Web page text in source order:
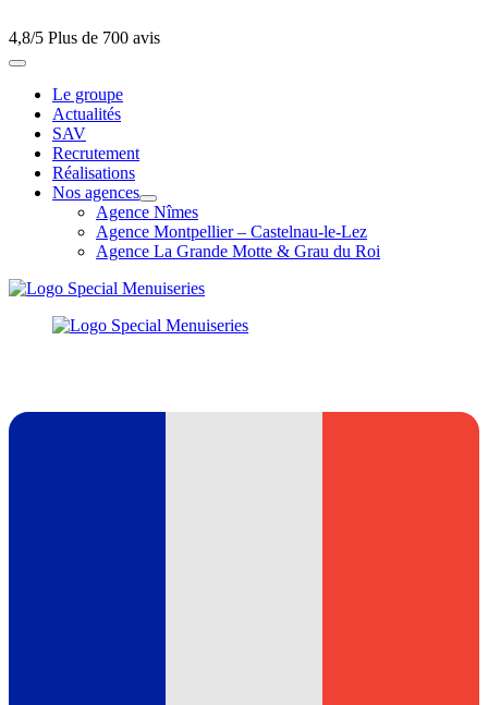
4,8/5 Plus de 700 avis
Le groupe
Actualités
SAV
Recrutement
Réalisations
Nos agences
Agence Nîmes
Agence Montpellier – Castelnau-le-Lez
Agence La Grande Motte & Grau du Roi